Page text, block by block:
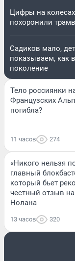
Цифры на
похоронили
Садиков мало,
показываем, как
поколение
Тело россиянки
Французских
погибла?
11 часов 274
«Никого нельзя
главный
который бьет
честный отзыв
Нолана
13 часов 320